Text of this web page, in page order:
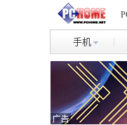
手机